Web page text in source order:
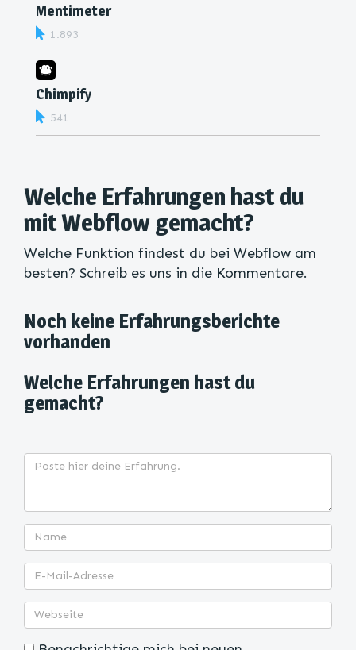
Mentimeter
1.893
Chimpify
541
Welche Erfahrungen hast du
mit Webflow gemacht?
Welche Funktion findest du bei Webflow am
besten? Schreib es uns in die Kommentare.
Noch keine Erfahrungsberichte
vorhanden
Welche Erfahrungen hast du
gemacht?